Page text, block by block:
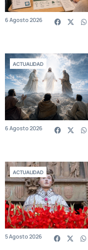
6 Agosto 2026
ACTUALIDAD
6 Agosto 2026
ACTUALIDAD
5 Agosto 2026